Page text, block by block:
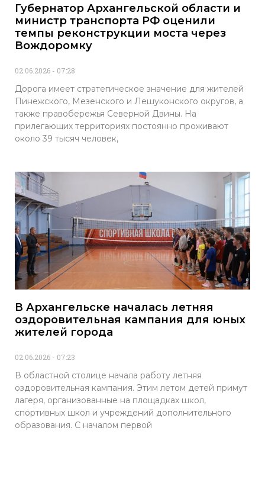
Губернатор Архангельской области и
министр транспорта РФ оценили
темпы реконструкции моста через
Вождоромку
02.06.2026 07:28
Дорога имеет стратегическое значение для жителей
Пинежского, Мезенского и Лешуконского округов, а
также правобережья Северной Двины. На
прилегающих территориях постоянно проживают
около 39 тысяч человек,
В Архангельске началась летняя
оздоровительная кампания для юных
жителей города
02.06.2026 07:23
В областной столице начала работу летняя
оздоровительная кампания. Этим летом детей примут
лагеря, организованные на площадках школ,
спортивных школ и учреждений дополнительного
образования. С началом первой